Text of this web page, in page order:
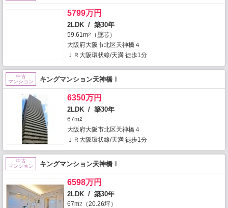
5799万円
2LDK / 築30年
59.61m2
（壁芯）
大阪府大阪市北区天神橋４
ＪＲ大阪環状線/天満 徒歩1分
中古
マンション
キングマンション天神橋Ⅰ
6350万円
2LDK / 築30年
67m2
大阪府大阪市北区天神橋４
ＪＲ大阪環状線/天満 徒歩1分
中古
マンション
キングマンション天神橋Ⅰ
6598万円
2LDK / 築30年
67m2
（20.26坪）